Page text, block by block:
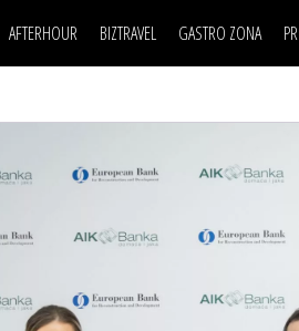
AFTERHOUR
AUTO SVET
BIZTRAVEL GASTRO ZONA
FILM I SCENA
AUTO SVET